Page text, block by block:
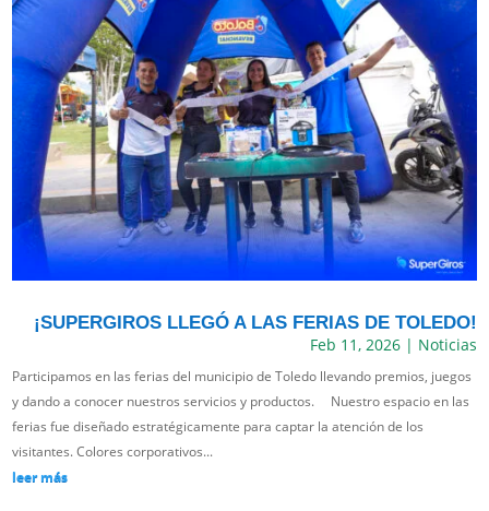
¡SUPERGIROS LLEGÓ A LAS FERIAS DE TOLEDO!
Feb 11, 2026| Noticias
Participamos en las ferias del municipio de Toledo llevando premios, juegos
y dando a conocer nuestros servicios y productos. Nuestro espacio en las
ferias fue diseñado estratégicamente para captar la atención de los
visitantes. Colores corporativos...
leer más